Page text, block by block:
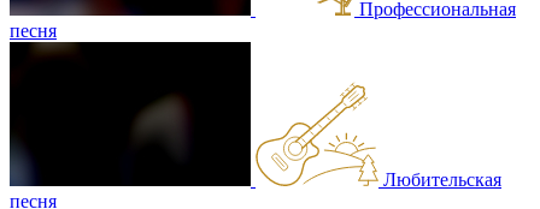
Профессиональная
песня
Любительская
песня